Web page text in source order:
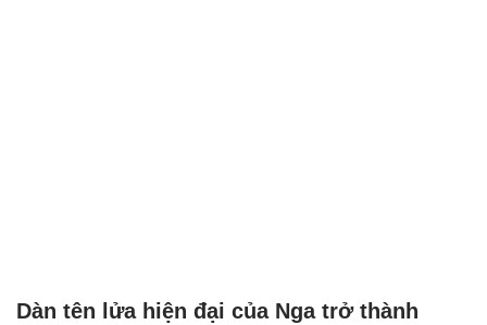
Dàn tên lửa hiện đại của Nga trở thành